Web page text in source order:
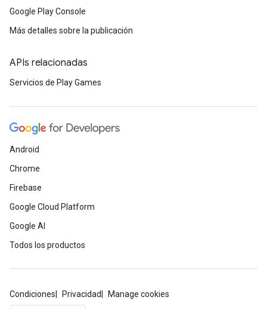
Google Play Console
Más detalles sobre la publicación
APIs relacionadas
Servicios de Play Games
Android
Chrome
Firebase
Google Cloud Platform
Google AI
Todos los productos
Condiciones Privacidad Manage cookies